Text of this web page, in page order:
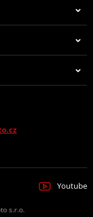
Youtube
s.r.o.